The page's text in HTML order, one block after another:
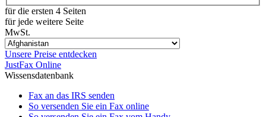
für die ersten 4 Seiten
für jede weitere Seite
MwSt.
Unsere Preise entdecken
JustFax Online
Wissensdatenbank
Fax an das IRS senden
So versenden Sie ein Fax online